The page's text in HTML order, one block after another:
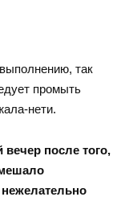
так
промыть
нети.
после того,